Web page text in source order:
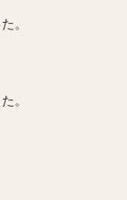
。
。